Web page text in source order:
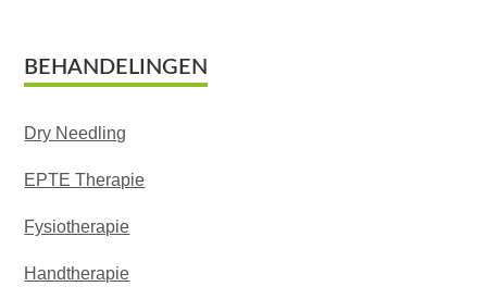
Footer
BEHANDELINGEN
Dry Needling
EPTE Therapie
Fysiotherapie
Handtherapie